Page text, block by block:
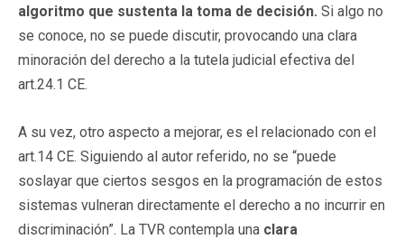
algoritmo que sustenta la toma de decisión. Si algo no
se conoce, no se puede discutir, provocando una clara
minoración del derecho a la tutela judicial efectiva del
art.24.1 CE.
A su vez, otro aspecto a mejorar, es el relacionado con el
art.14 CE. Siguiendo al autor referido, no se “puede
soslayar que ciertos sesgos en la programación de estos
sistemas vulneran directamente el derecho a no incurrir en
discriminación”. La TVR contempla una clara